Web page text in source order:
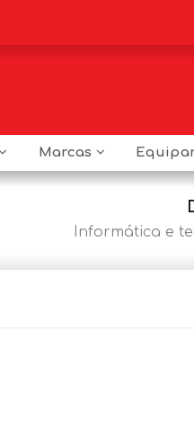
Marcas
Informática e